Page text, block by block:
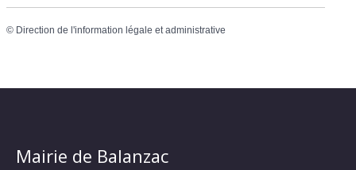
© Direction de l'information légale et administrative
Mairie de Balanzac